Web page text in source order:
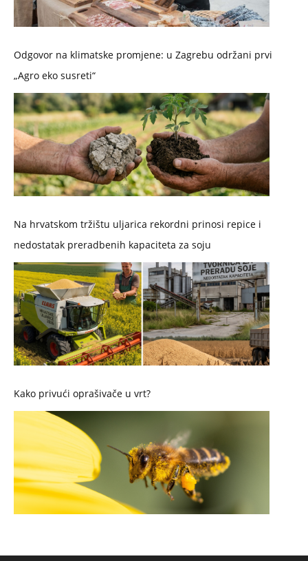
Odgovor na klimatske promjene: u Zagrebu održani prvi
„Agro eko susreti“
Na hrvatskom tržištu uljarica rekordni prinosi repice i
nedostatak preradbenih kapaciteta za soju
Kako privući oprašivače u vrt?